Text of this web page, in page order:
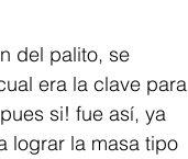
del palito, se
era la clave para
si! fue así, ya
lograr la masa tipo